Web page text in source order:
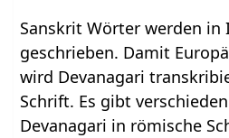
Sanskrit Wörter werden in
geschrieben. Damit
wird Devanagari
Schrift. Es gibt
Devanagari in römische